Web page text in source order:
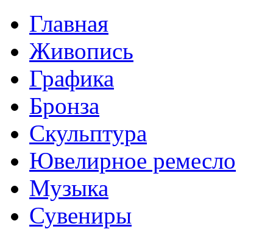
Главная
Живопись
Графика
Бронза
Скульптура
Ювелирное ремесло
Музыка
Сувениры